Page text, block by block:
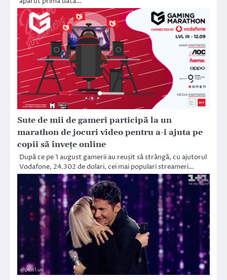
Sute de mii de gameri participă la un
marathon de jocuri video pentru a-i ajuta pe
copii să învețe online
După ce pe 1 august gamerii au reușit să strângă, cu ajutorul
Vodafone, 24.302 de dolari, cei mai populari streameri…